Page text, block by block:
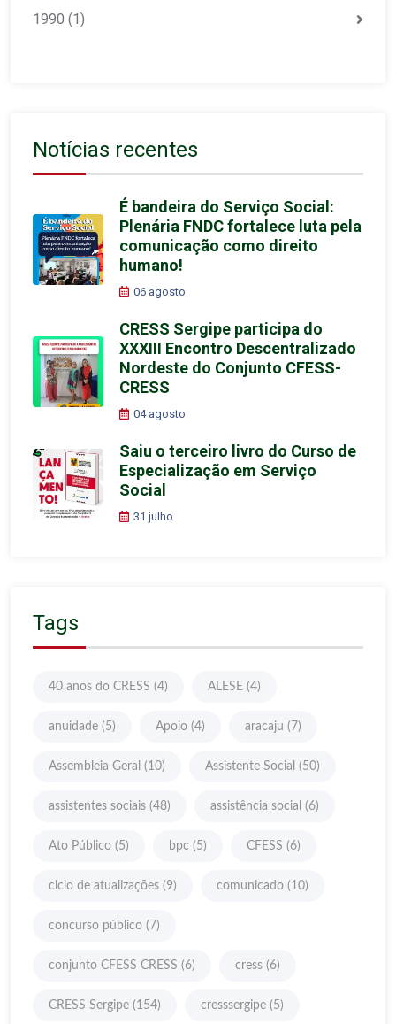
1990 (1)
Notícias recentes
É bandeira do Serviço Social:
Plenária FNDC fortalece luta pela
comunicação como direito
humano!
06 agosto
CRESS Sergipe participa do
XXXIII Encontro Descentralizado
Nordeste do Conjunto CFESS-
CRESS
04 agosto
Saiu o terceiro livro do Curso de
Especialização em Serviço
Social
31 julho
Tags
40 anos do CRESS (4) ALESE (4)
anuidade (5) Apoio (4) aracaju (7)
Assembleia Geral (10) Assistente Social (50)
assistentes sociais (48) assistência social (6)
Ato Público (5) bpc (5) CFESS (6)
ciclo de atualizações (9) comunicado (10)
concurso público (7)
conjunto CFESS CRESS (6) cress (6)
CRESS Sergipe (154) cresssergipe (5)